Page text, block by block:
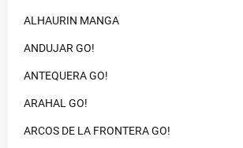
ALHAURIN MANGA
ANDUJAR GO!
ANTEQUERA GO!
ARAHAL GO!
ARCOS DE LA FRONTERA GO!